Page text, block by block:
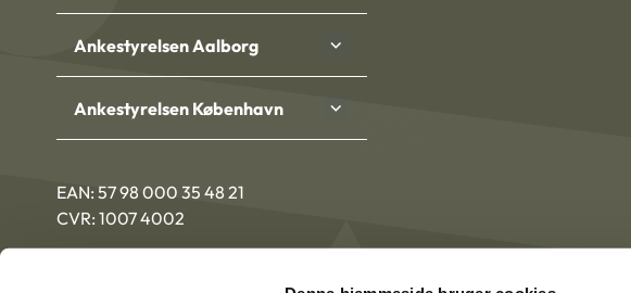
Ankestyrelsen Aalborg
Ankestyrelsen København
EAN: 57 98 000 35 48 21
CVR: 1007 4002